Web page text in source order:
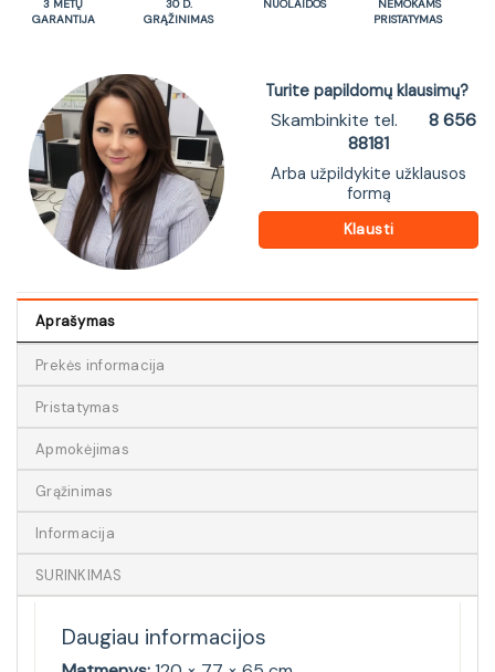
3 METŲ
GARANTIJA
30 D.
GRĄŽINIMAS
NUOLAIDOS
NEMOKAMS
PRISTATYMAS
Turite papildomų klausimų?
Skambinkite tel.
8 656
88181
Arba užpildykite užklausos
formą
Klausti
Aprašymas
Prekės informacija
Pristatymas
Apmokėjimas
Grąžinimas
Informacija
SURINKIMAS
Daugiau informacijos